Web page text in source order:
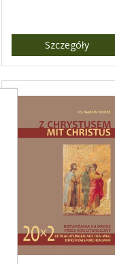
Szczegóły